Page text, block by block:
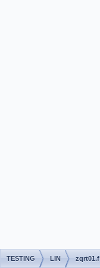
TESTING LIN zqrt01.f